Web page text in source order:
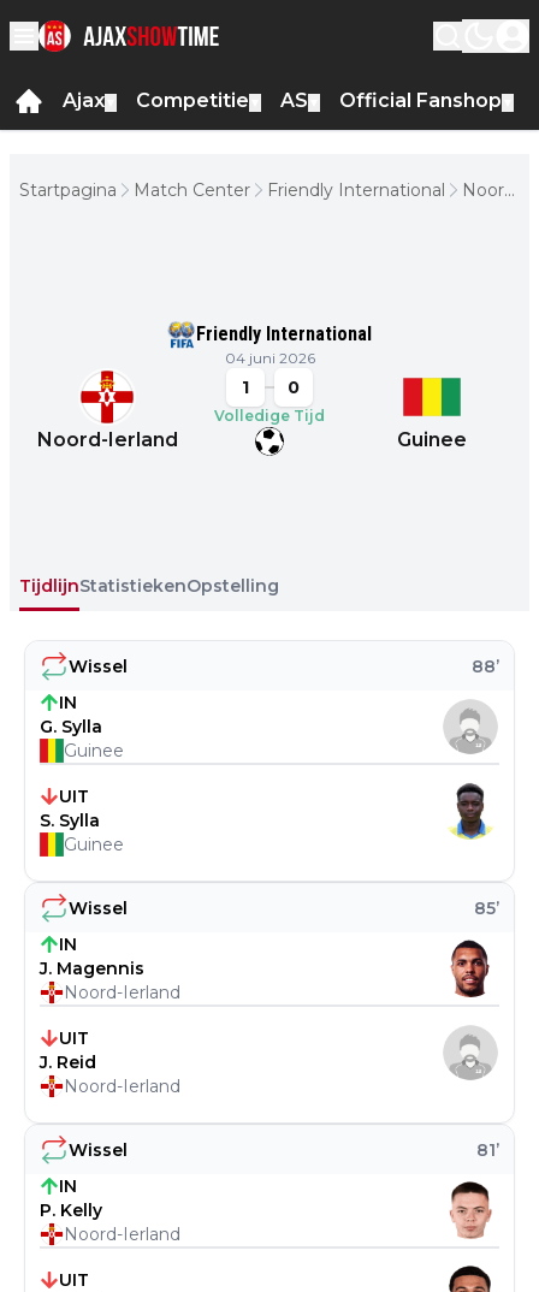
Ajax Competitie AS Official Fanshop
Startpagina Match Center Friendly International
Noord-
Friendly International
04 juni 2026
Noord-Ierland
1 0
Volledige Tijd
Guinee
TijdlijnStatistiekenOpstelling
Wissel 81’
IN
P. Kelly
Noord-Ierland
UIT
Wissel 85’
IN
J. Magennis
Noord-Ierland
UIT
J. Reid
Noord-Ierland
Wissel 88’
IN
G. Sylla
Guinee
UIT
S. Sylla
Guinee